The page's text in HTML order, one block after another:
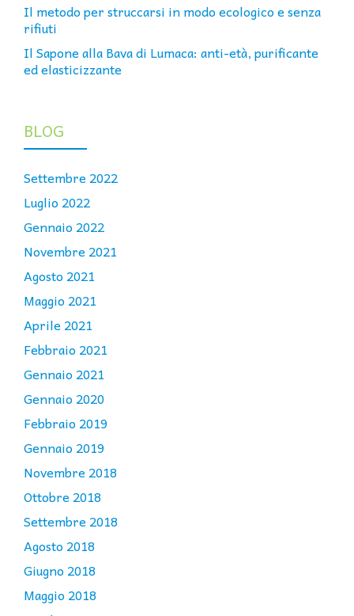
Il metodo per struccarsi in modo ecologico e senza
rifiuti
Il Sapone alla Bava di Lumaca: anti-età, purificante
ed elasticizzante
BLOG
Settembre 2022
Luglio 2022
Gennaio 2022
Novembre 2021
Agosto 2021
Maggio 2021
Aprile 2021
Febbraio 2021
Gennaio 2021
Gennaio 2020
Febbraio 2019
Gennaio 2019
Novembre 2018
Ottobre 2018
Settembre 2018
Agosto 2018
Giugno 2018
Maggio 2018